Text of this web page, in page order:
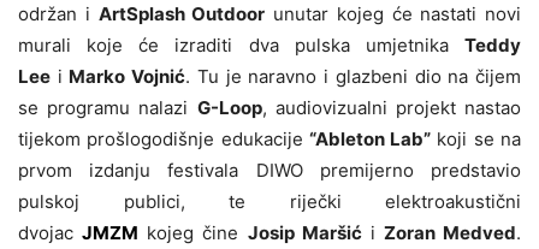
održan i ArtSplash Outdoor unutar kojeg će nastati novi
murali koje će izraditi dva pulska umjetnika Teddy
Lee i Marko Vojnić. Tu je naravno i glazbeni dio na čijem
se programu nalazi G-Loop, audiovizualni projekt nastao
tijekom prošlogodišnje edukacije “Ableton Lab” koji se na
prvom izdanju festivala DIWO premijerno predstavio
pulskoj publici, te riječki elektroakustični
dvojacJMZM kojeg čine Josip Maršići Zoran Medved.